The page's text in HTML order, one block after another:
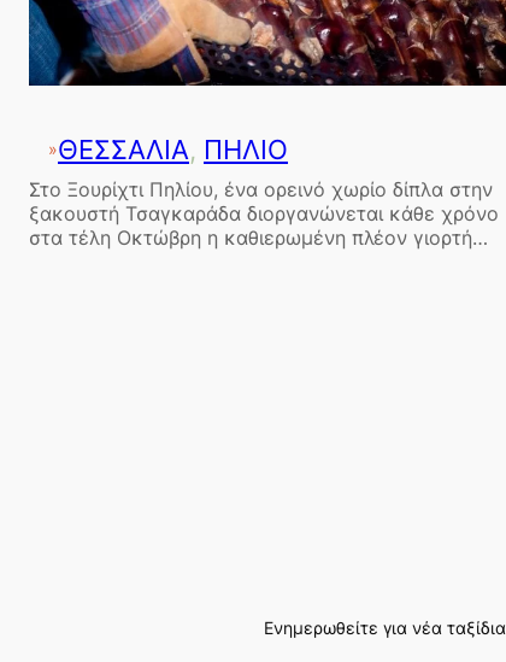
»ΘΕΣΣΑΛΙΑ, ΠΗΛΙΟ
Στο Ξουρίχτι Πηλίου, ένα ορεινό χωρίο δίπλα στην
ξακουστή Τσαγκαράδα διοργανώνεται κάθε χρόνο
στα τέλη Οκτώβρη η καθιερωμένη πλέον γιορτή…
Ενημερωθείτε για νέα